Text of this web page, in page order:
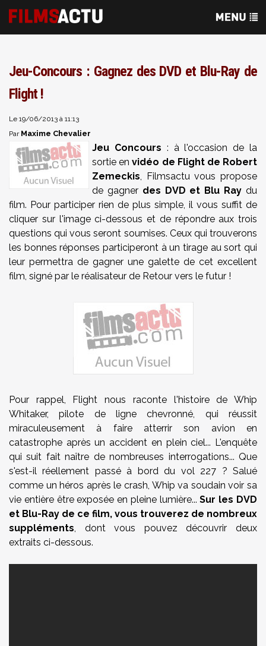
Jeu-Concours : Gagnez des DVD et Blu-Ray de
Flight !
Le 19/06/2013 à 11:13
Par Maxime Chevalier
Jeu Concours : à l'occasion de la
sortie en vidéo de Flight de Robert
Zemeckis, Filmsactu vous propose
de gagner des DVD et Blu Raydu
film. Pour participer rien de plus simple, il vous suffit de
cliquer sur l'image ci-dessous et de répondre aux trois
questions qui vous seront soumises. Ceux qui trouverons
les bonnes réponses participeront à un tirage au sort qui
leur permettra de gagner une galette de cet excellent
film, signé par le réalisateur de Retour vers le futur !
Pour rappel, Flight nous raconte l'histoire de Whip
Whitaker, pilote de ligne chevronné, qui réussit
miraculeusement à faire atterrir son avion en
catastrophe après un accident en plein ciel... L'enquête
qui suit fait naître de nombreuses interrogations... Que
s'est-il réellement passé à bord du vol 227 ? Salué
comme un héros après le crash, Whip va soudain voir sa
vie entière être exposée en pleine lumière...Sur les DVD
et Blu-Ray de ce film, vous trouverez de nombreux
suppléments, dont vous pouvez découvrir deux
extraits ci-dessous.